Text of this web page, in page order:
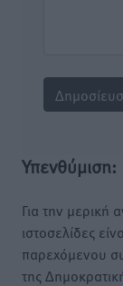
Υπενθύμιση:
Για την μερική
ιστοσελίδες
παρεχόμενου
της